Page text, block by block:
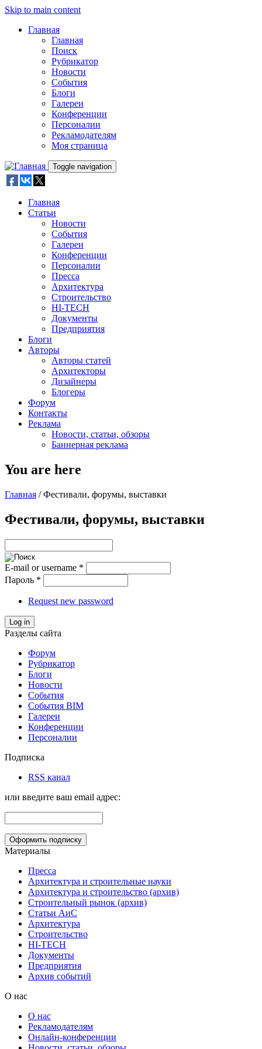
Skip to main content
Главная
Главная
Поиск
Рубрикатор
Новости
События
Блоги
Галереи
Конференции
Персоналии
Рекламодателям
Моя страница
Toggle navigation
Главная
Статьи
Новости
События
Галереи
Конференции
Персоналии
Пресса
Архитектура
Строительство
HI-TECH
Документы
Предприятия
Блоги
Авторы
Авторы статей
Архитекторы
Дизайнеры
Блогеры
Форум
Контакты
Реклама
Новости, статьи, обзоры
Баннерная реклама
You are here
Главная / Фестивали, форумы, выставки
Фестивали, форумы, выставки
E-mail or username *
Пароль *
Request new password
Log in
Разделы сайта
Форум
Рубрикатор
Блоги
Новости
События
События BIM
Галереи
Конференции
Персоналии
Подписка
RSS канал
или введите ваш email адрес:
Материалы
Пресса
Архитектура и строительные науки
Архитектура и строительство (архив)
Строительный рынок (архив)
Статьи АиС
Архитектура
Строительство
HI-TECH
Документы
Предприятия
Архив событий
О нас
О нас
Рекламодателям
Онлайн-конференции